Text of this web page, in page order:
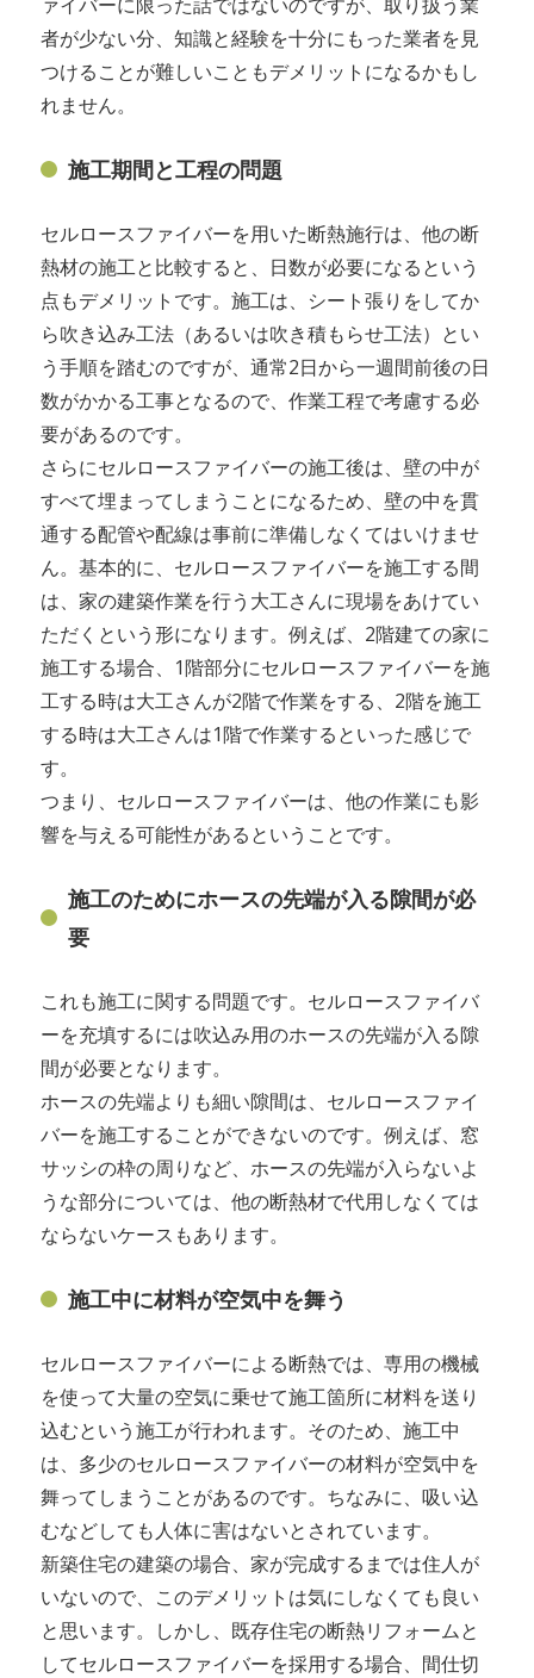
ァイバーに限った話ではないのですが、取り扱う業
者が少ない分、知識と経験を十分にもった業者を見
つけることが難しいこともデメリットになるかもし
れません。
施工期間と工程の問題
セルロースファイバーを用いた断熱施行は、他の断
熱材の施工と比較すると、日数が必要になるという
点もデメリットです。施工は、シート張りをしてか
ら吹き込み工法（あるいは吹き積もらせ工法）とい
う手順を踏むのですが、通常2日から一週間前後の日
数がかかる工事となるので、作業工程で考慮する必
要があるのです。
さらにセルロースファイバーの施工後は、壁の中が
すべて埋まってしまうことになるため、壁の中を貫
通する配管や配線は事前に準備しなくてはいけませ
ん。基本的に、セルロースファイバーを施工する間
は、家の建築作業を行う大工さんに現場をあけてい
ただくという形になります。例えば、2階建ての家に
施工する場合、1階部分にセルロースファイバーを施
工する時は大工さんが2階で作業をする、2階を施工
する時は大工さんは1階で作業するといった感じで
す。
つまり、セルロースファイバーは、他の作業にも影
響を与える可能性があるということです。
施工のためにホースの先端が入る隙間が必
要
これも施工に関する問題です。セルロースファイバ
ーを充填するには吹込み用のホースの先端が入る隙
間が必要となります。
ホースの先端よりも細い隙間は、セルロースファイ
バーを施工することができないのです。例えば、窓
サッシの枠の周りなど、ホースの先端が入らないよ
うな部分については、他の断熱材で代用しなくては
ならないケースもあります。
施工中に材料が空気中を舞う
セルロースファイバーによる断熱では、専用の機械
を使って大量の空気に乗せて施工箇所に材料を送り
込むという施工が行われます。そのため、施工中
は、多少のセルロースファイバーの材料が空気中を
舞ってしまうことがあるのです。ちなみに、吸い込
むなどしても人体に害はないとされています。
新築住宅の建築の場合、家が完成するまでは住人が
いないので、このデメリットは気にしなくても良い
と思います。しかし、既存住宅の断熱リフォームと
してセルロースファイバーを採用する場合、間仕切